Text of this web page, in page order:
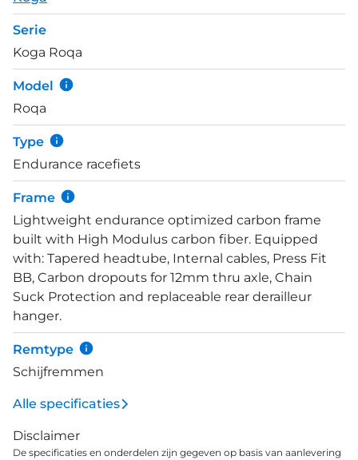
rijervaring op lange afstanden. De fiets heeft ruimte
voor banden tot 45mm, waardoor hij aanpasbaar is
aan verschillende ondergronden. Volledig
geïntegreerde kabels zorgen voor een strak design
en bescherming tegen de elementen. De
afmontage van de Roqa Prestige omvat een
Shimano 105 2x12 groepset voor betrouwbare
schakelprestaties. De DT Swiss P1800 Spline wielset
biedt duurzaamheid en prestaties. De Continental
Ultra Sport 3 banden (32mm) zorgen voor een
goede balans tussen comfort en grip. Deze
componenten maken de Koga Roqa Prestige
geschikt voor een breed scala aan fietsavonturen.
Serie
Koga Roqa
Model
Roqa
Type
Endurance racefiets
Frame
Lightweight endurance optimized carbon frame
built with High Modulus carbon fiber. Equipped
with: Tapered headtube, Internal cables, Press Fit
BB, Carbon dropouts for 12mm thru axle, Chain
Suck Protection and replaceable rear derailleur
hanger.
Remtype
Schijfremmen
Alle specificaties
Disclaimer
De specificaties en onderdelen zijn gegeven op basis van aanlevering